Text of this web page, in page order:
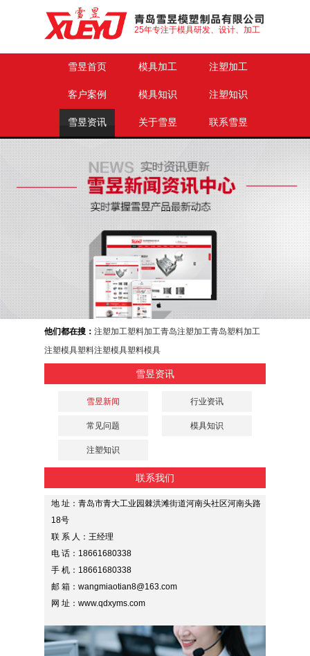
25年专注于模具研发、设计、加工
雪昱首页 模具加工 注塑加工
客户案例 模具知识 注塑知识
雪昱资讯 关于雪昱 联系雪昱
他们都在搜： 注塑加工塑料加工青岛注塑加工青岛塑料加工
注塑模具塑料注塑模具塑料模具
雪昱资讯
雪昱新闻 行业资讯
常见问题 模具知识
注塑知识
联系我们
地 址：青岛市青大工业园棘洪滩街道河南头社区河南头路
18号
联 系 人：王经理
电 话：18661680338
手 机：18661680338
邮 箱：wangmiaotian8@163.com
网 址：www.qdxyms.com